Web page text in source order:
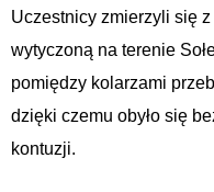
Uczestnicy zmierzyli się
wytyczoną na terenie
pomiędzy kolarzami
dzięki czemu obyło się
kontuzji.